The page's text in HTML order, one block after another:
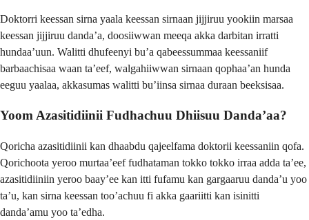
Doktorri keessan sirna yaala keessan sirnaan jijjiruu yookiin marsaa
keessan jijjiruu danda’a, doosiiwwan meeqa akka darbitan irratti
hundaa’uun. Walitti dhufeenyi bu’a qabeessummaa keessaniif
barbaachisaa waan ta’eef, walgahiiwwan sirnaan qophaa’an hunda
eeguu yaalaa, akkasumas walitti bu’iinsa sirnaa duraan beeksisaa.
Yoom Azasitidiinii Fudhachuu Dhiisuu Danda’aa?
Qoricha azasitidiinii kan dhaabdu qajeelfama doktorii keessaniin qofa.
Qorichoota yeroo murtaa’eef fudhataman tokko tokko irraa adda ta’ee,
azasitidiiniin yeroo baay’ee kan itti fufamu kan gargaaruu danda’u yoo
ta’u, kan sirna keessan too’achuu fi akka gaariitti kan isinitti
danda’amu yoo ta’edha.